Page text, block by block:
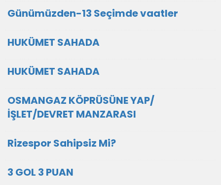
Günümüzden-13 Seçimde vaatler
HUKÜMET SAHADA
HUKÜMET SAHADA
OSMANGAZ KÖPRÜSÜNE YAP/
İŞLET/DEVRET MANZARASI
Rizespor Sahipsiz Mi?
3 GOL 3 PUAN